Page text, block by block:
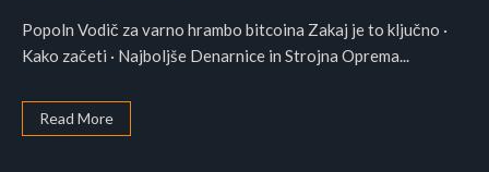
Popoln Vodič za varno hrambo bitcoina Zakaj je to ključno ·
Kako začeti · Najboljše Denarnice in Strojna Oprema...
Read More